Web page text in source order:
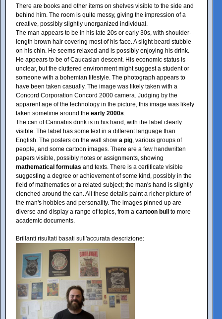
There are books and other items on shelves visible to the side and
behind him. The room is quite messy, giving the impression of a
creative, possibly slightly unorganized individual.
The man appears to be in his late 20s or early 30s, with shoulder-
length brown hair covering most of his face. A slight beard stubble
on his chin. He seems relaxed and is possibly enjoying his drink.
He appears to be of Caucasian descent. His economic status is
unclear, but the cluttered environment might suggest a student or
someone with a bohemian lifestyle. The photograph appears to
have been taken casually. The image was likely taken with a
Concord Corporation Concord 2000 camera. Judging by the
apparent age of the technology in the picture, this image was likely
taken sometime around the early 2000s.
The can of Cannabis drink is in his hand, with the label clearly
visible. The label has some text in a different language than
English. The posters on the wall show a pig, various groups of
people, and some cartoon images. There are a few handwritten
papers visible, possibly notes or assignments, showing
mathematical formulas and texts. There is a certificate visible
suggesting a degree or achievement of some kind, possibly in the
field of mathematics or a related subject; the man's hand is slightly
clenched around the can. All these details paint a richer picture of
the man's hobbies and personality. The images pinned up are
diverse and display a range of topics, from a cartoon bull
to more
academic documents.
Brillanti risultati basati sull'accurata descrizione: